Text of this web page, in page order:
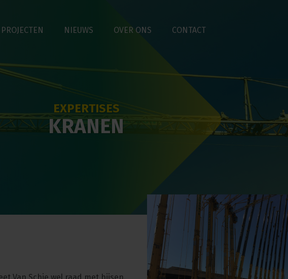
PROJECTEN NIEUWS OVER ONS CONTACT
EXPERTISES
KRANEN